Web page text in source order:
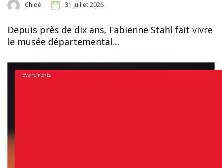
Chloé 31 juillet 2026
Depuis près de dix ans, Fabienne Stahl fait vivre
le musée départemental…
Evènements